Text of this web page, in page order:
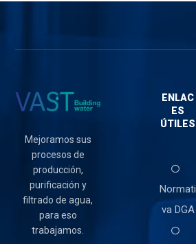
Mejoramos sus
procesos de
producción,
purificación y
filtrado de agua,
para eso
trabajamos.
ENLAC
ES
ÚTILES
Normati
va DGA